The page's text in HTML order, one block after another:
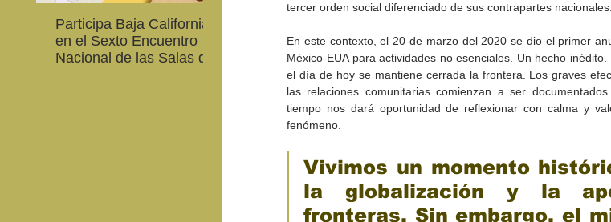
tercer orden social diferenciado de sus contrapartes nacionales.
En este contexto, el 20 de marzo del 2020 se dio el primer
México-EUA para actividades no esenciales. Un hecho
el día de hoy se mantiene cerrada la frontera. Los graves
las relaciones comunitarias comienzan a ser
tiempo nos dará oportunidad de reflexionar con calma y
fenómeno.
Vivimos un momento
la globalización y la
fronteras. Sin embargo, el
Participa Baja California
en el Sexto Encuentro
Nacional de las Salas de
integrarse a la Red
Estatal de Música 2026
California reconocerá a
guardianes del patrimonio
cultural
justicia